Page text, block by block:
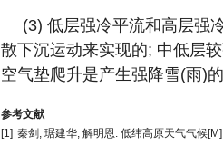
(3) 低层强冷平流和高层强
散下沉运动来实现的; 中低层
空气垫爬升是产生强降雪(雨)
参考文献
[1] 秦剑, 琚建华, 解明恩. 低纬高原天气气候